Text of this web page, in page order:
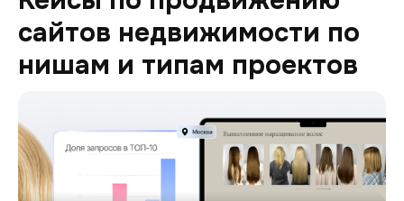
сайтов недвижимости по
нишам и типам проектов